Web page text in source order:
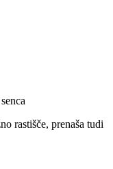
rastišče, prenaša tudi